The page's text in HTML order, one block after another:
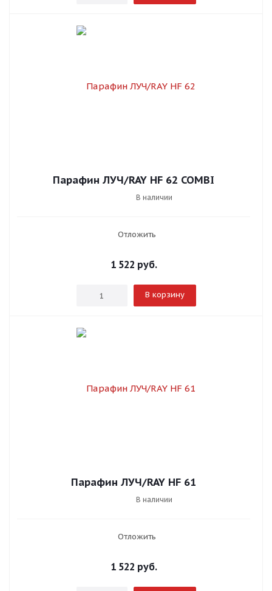
Парафин ЛУЧ/RAY HF 62 COMBI
В наличии
Отложить
1 522 руб.
В корзину
Парафин ЛУЧ/RAY HF 61
В наличии
Отложить
1 522 руб.